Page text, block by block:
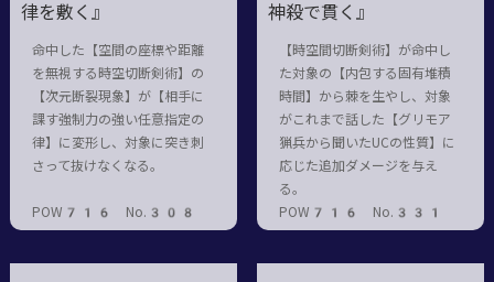
律を敷く』
命中した【空間の座標や距離
を無視する時空切断剣術】の
【次元断裂現象】が【相手に
課す強制力の強い任意指定の
律】に変形し、対象に突き刺
さって抜けなくなる。
POW716 No.308
神殺で貫く』
【時空間切断剣術】が命中し
た対象の【内包する固有堆積
時間】から棘を生やし、対象
がこれまで話した【グリモア
猟兵から聞いたUCの性質】に
応じた追加ダメージを与え
る。
POW716 No.331